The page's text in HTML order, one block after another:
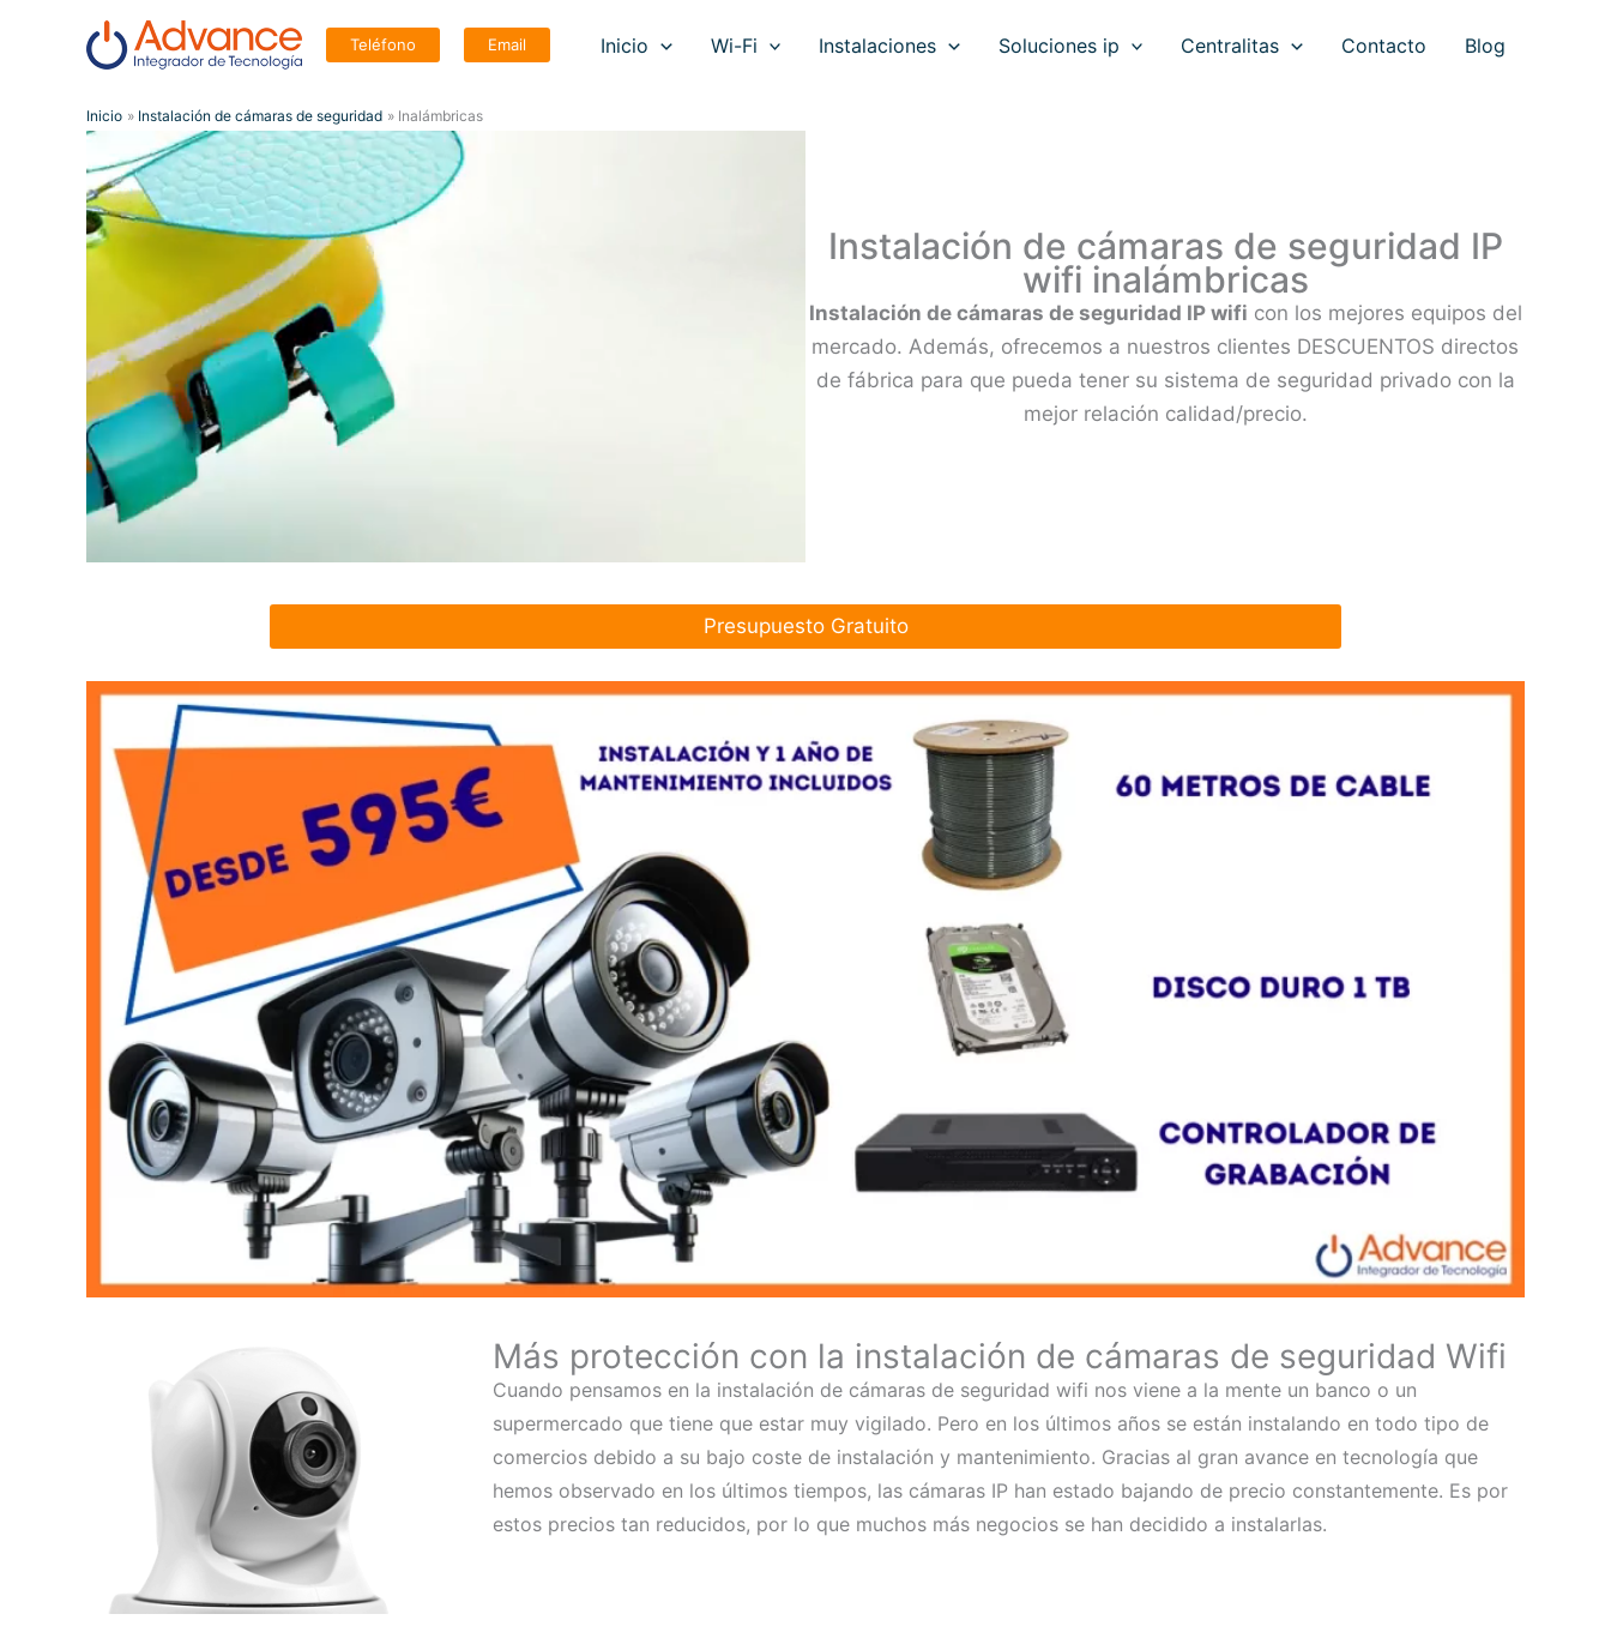
Teléfono Email Inicio Wi-Fi Instalaciones Soluciones ip Centralitas Contacto Blog
Inicio Instalación de cámaras de seguridad Inalámbricas
Instalación de cámaras de seguridad IP
wifi inalámbricas
Instalación de cámaras de seguridad IP wifi con los mejores equipos del
mercado. Además, ofrecemos a nuestros clientes DESCUENTOS directos
de fábrica para que pueda tener su sistema de seguridad privado con la
mejor relación calidad/precio.
Presupuesto Gratuito
Más protección con la instalación de cámaras de seguridad Wifi
Cuando pensamos en la instalación de cámaras de seguridad wifi nos viene a la mente un banco o un
supermercado que tiene que estar muy vigilado. Pero en los últimos años se están instalando en todo tipo de
comercios debido a su bajo coste de instalación y mantenimiento. Gracias al gran avance en tecnología que
hemos observado en los últimos tiempos, las cámaras IP han estado bajando de precio constantemente. Es por
estos precios tan reducidos, por lo que muchos más negocios se han decidido a instalarlas.